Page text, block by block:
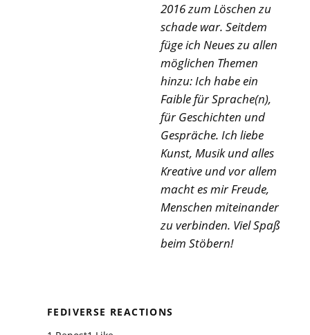
2016 zum Löschen zu
schade war. Seitdem
füge ich Neues zu allen
möglichen Themen
hinzu: Ich habe ein
Faible für Sprache(n),
für Geschichten und
Gespräche. Ich liebe
Kunst, Musik und alles
Kreative und vor allem
macht es mir Freude,
Menschen miteinander
zu verbinden. Viel Spaß
beim Stöbern!
FEDIVERSE REACTIONS